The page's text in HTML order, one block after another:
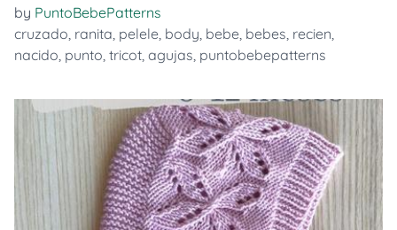
by PuntoBebePatterns
cruzado, ranita, pelele, body, bebe, bebes, recien,
nacido, punto, tricot, agujas, puntobebepatterns